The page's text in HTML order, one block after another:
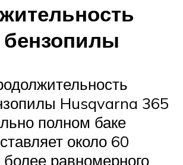
Husqvarna 365
полном баке
около 60
равномерного